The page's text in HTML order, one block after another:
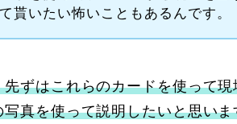
て貰いたい怖いこともあるんです。
ずはこれらのカードを使って
真を使って説明したいと思いま